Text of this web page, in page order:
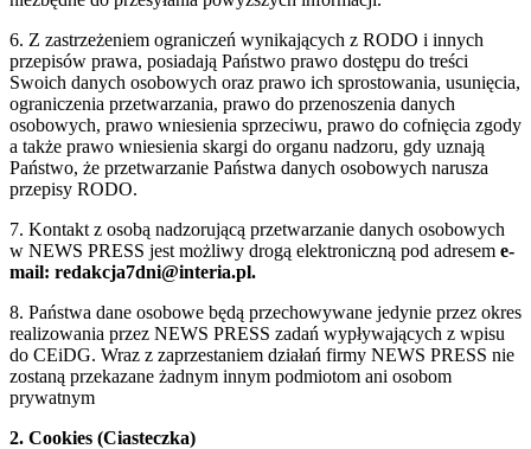
6. Z zastrzeżeniem ograniczeń wynikających z RODO i innych
przepisów prawa, posiadają Państwo prawo dostępu do treści
Swoich danych osobowych oraz prawo ich sprostowania, usunięcia,
ograniczenia przetwarzania, prawo do przenoszenia danych
osobowych, prawo wniesienia sprzeciwu, prawo do cofnięcia zgody
a także prawo wniesienia skargi do organu nadzoru, gdy uznają
Państwo, że przetwarzanie Państwa danych osobowych narusza
przepisy RODO.
7. Kontakt z osobą nadzorującą przetwarzanie danych osobowych
w NEWS PRESS jest możliwy drogą elektroniczną pod adresem e-
mail: redakcja7dni@interia.pl.
8. Państwa dane osobowe będą przechowywane jedynie przez okres
realizowania przez NEWS PRESS zadań wypływających z wpisu
do CEiDG. Wraz z zaprzestaniem działań firmy NEWS PRESS nie
zostaną przekazane żadnym innym podmiotom ani osobom
prywatnym
2. Cookies (Ciasteczka)